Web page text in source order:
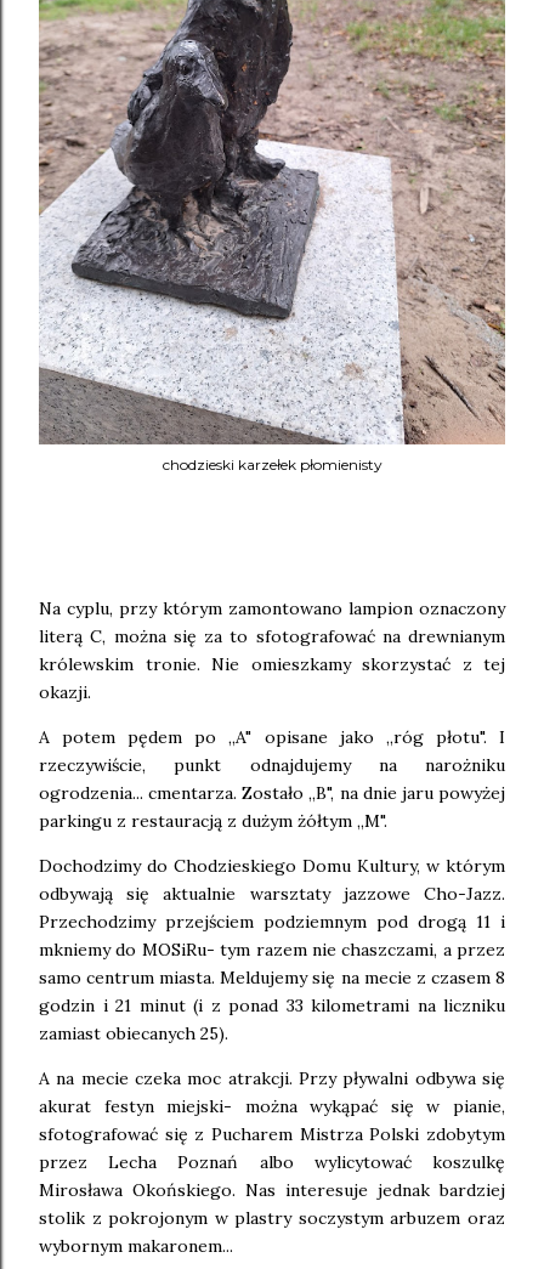
chodzieski karzełek płomienisty
Na cyplu, przy którym zamontowano lampion oznaczony
literą C, można się za to sfotografować na drewnianym
królewskim tronie. Nie omieszkamy skorzystać z tej
okazji.
A potem pędem po ,,A" opisane jako ,,róg płotu". I
rzeczywiście, punkt odnajdujemy na narożniku
ogrodzenia... cmentarza. Zostało ,,B", na dnie jaru powyżej
parkingu z restauracją z dużym żółtym ,,M".
Dochodzimy do Chodzieskiego Domu Kultury, w którym
odbywają się aktualnie warsztaty jazzowe Cho-Jazz.
Przechodzimy przejściem podziemnym pod drogą 11 i
mkniemy do MOSiRu- tym razem nie chaszczami, a przez
samo centrum miasta. Meldujemy się na mecie z czasem 8
godzin i 21 minut (i z ponad 33 kilometrami na liczniku
zamiast obiecanych 25).
A na mecie czeka moc atrakcji. Przy pływalni odbywa się
akurat festyn miejski- można wykąpać się w pianie,
sfotografować się z Pucharem Mistrza Polski zdobytym
przez Lecha Poznań albo wylicytować koszulkę
Mirosława Okońskiego. Nas interesuje jednak bardziej
stolik z pokrojonym w plastry soczystym arbuzem oraz
wybornym makaronem...